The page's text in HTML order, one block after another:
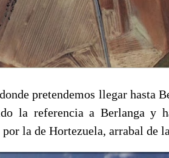
pretendemos llegar hasta
la referencia a Berlanga y
la de Hortezuela, arrabal de